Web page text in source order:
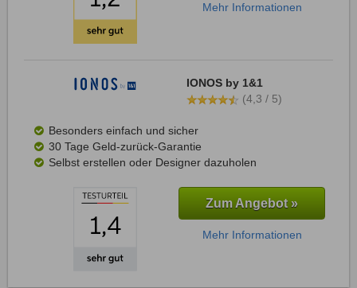
Mehr Informationen
IONOS by 1&1
(4,3 / 5)
Besonders einfach und sicher
30 Tage Geld-zurück-Garantie
Selbst erstellen oder Designer dazuholen
Zum Angebot »
Mehr Informationen